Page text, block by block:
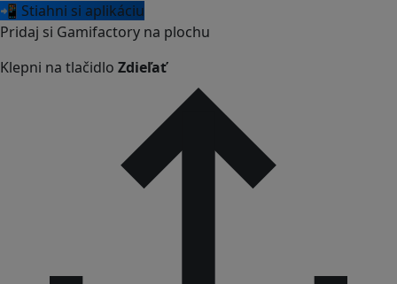
📲 Stiahni si aplikáciu
Pridaj si Gamifactory na plochu
Klepni na tlačidlo Zdieľať